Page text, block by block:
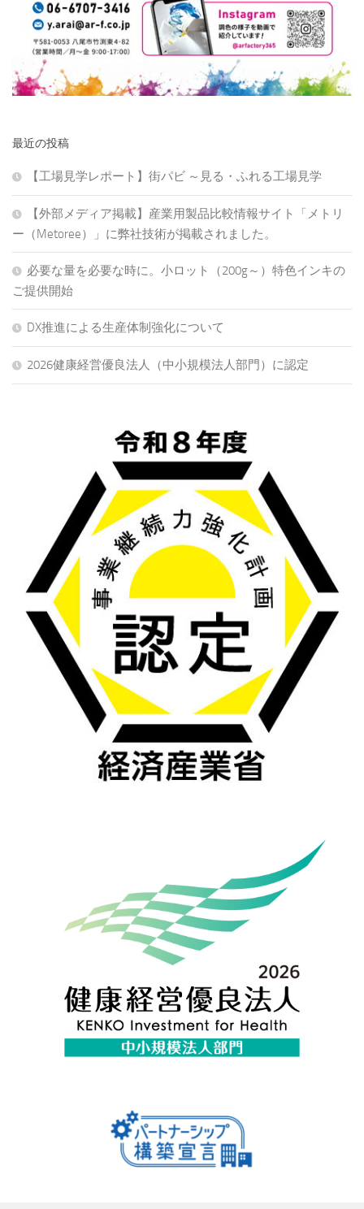
最近の投稿
【工場見学レポート】街パビ ～見る・ふれる工場見学
【外部メディア掲載】産業用製品比較情報サイト「メトリ
ー（Metoree）」に弊社技術が掲載されました。
必要な量を必要な時に。小ロット（200g～）特色インキの
ご提供開始
DX推進による生産体制強化について
2026健康経営優良法人（中小規模法人部門）に認定